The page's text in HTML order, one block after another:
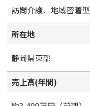
訪問介護、地域密着
所在地
静岡県東部
売上高(年間)